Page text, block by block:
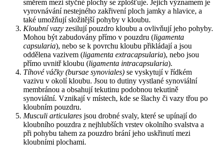
směrem mezi styčné plochy se zplošťuje. Jejich významem je
vyrovnávání nestejného zakřivení ploch jamky a hlavice, a
také umožňují složitější pohyby v kloubu.
Kloubní vazy zesilují pouzdro kloubu a ovlivňují jeho pohyby.
Mohou být zabudovány přímo v pouzdru (ligamenta
capsularia), nebo se k povrchu kloubu přikládají a jsou
oddělena vazivem (ligamenta extracapsularia), nebo jsou
přímo uvnitř kloubu (ligamenta intracapsularia).
Tíhové váčky (bursae synoviales) se vyskytují v řídkém
vazivu v okolí kloubu. Jsou to dutiny vystlané synoviální
membránou a obsahují tekutinu podobnou tekutině
synoviální. Vznikají v místech, kde se šlachy či vazy třou po
kloubním pouzdru.
Musculi articulares jsou drobné svaly, které se upínají do
kloubního pouzdra z nejhlubších vrstev okolního svalstva a
při pohybu tahem za pouzdro brání jeho uskřinutí mezi
kloubními plochami.